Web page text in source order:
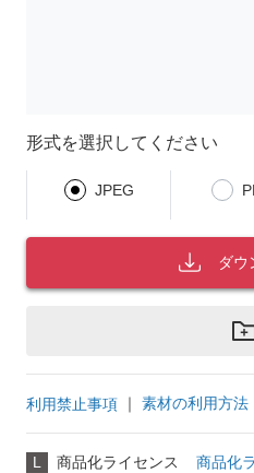
形式を選択してください
JPEG
ダウ
利用禁止事項 ｜ 素材の利用方法
L 商品化ライセンス 商品化